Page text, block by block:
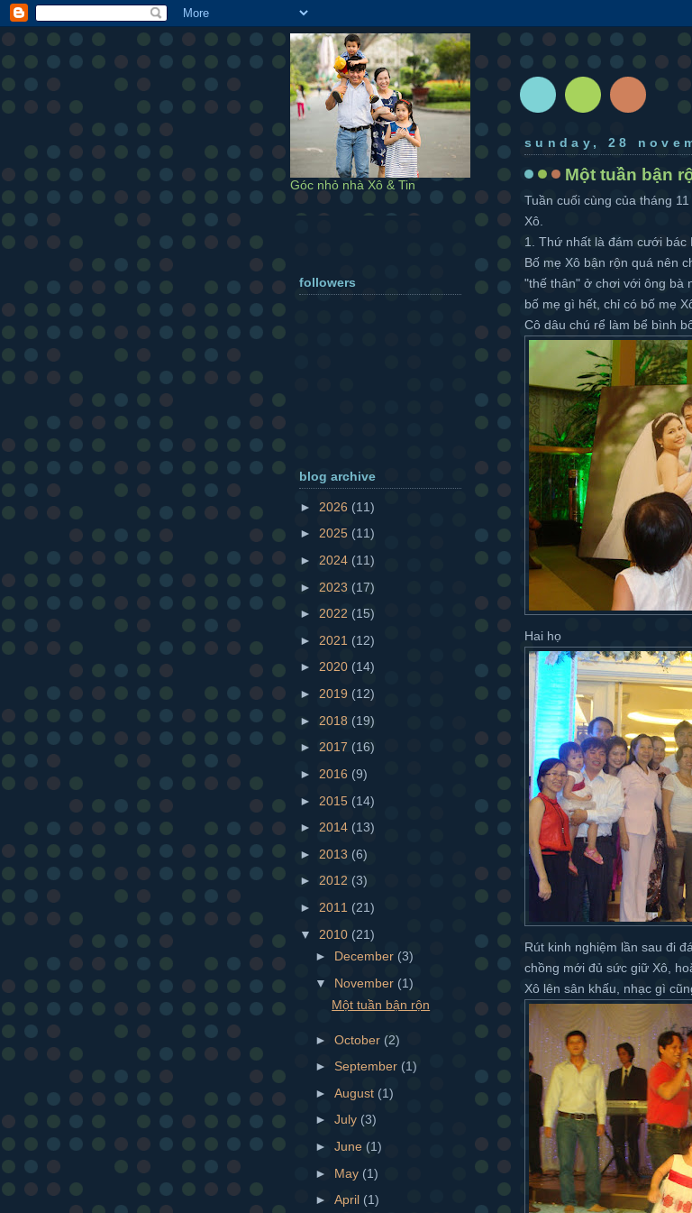
sunday, 28
Một tuần bận
Tuần cuối cùng của tháng
Xô.
1. Thứ nhất là đám cưới bác
Bố mẹ Xô bận rộn quá nên
"thế thân" ở chơi với ông bà
bố mẹ gì hết, chỉ có bố mẹ
Cô dâu chú rể làm bể bình
Hai họ
Rút kinh nghiệm lần sau đi
chồng mới đủ sức giữ Xô,
Xô lên sân khấu, nhạc gì
Góc nhỏ nhà Xô & Tin
followers
blog archive
► 2026 (11)
► 2025 (11)
► 2024 (11)
► 2023 (17)
► 2022 (15)
► 2021 (12)
► 2020 (14)
► 2019 (12)
► 2018 (19)
► 2017 (16)
► 2016 (9)
► 2015 (14)
► 2014 (13)
► 2013 (6)
► 2012 (3)
► 2011 (21)
▼ 2010 (21)
► December (3)
▼ November (1)
Một tuần bận rộn
►October (2)
►September (1)
►August (1)
►July (3)
►June (1)
► May (1)
►April (1)